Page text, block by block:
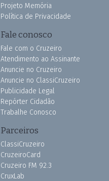
Projeto Memória
Política de Privacidade
Fale conosco
Fale com o Cruzeiro
Atendimento ao Assinante
Anuncie no Cruzeiro
Anuncie no ClassiCruzeiro
Publicidade Legal
Repórter Cidadão
Trabalhe Conosco
Parceiros
ClassiCruzeiro
CruzeiroCard
Cruzeiro FM 92.3
CruxLab